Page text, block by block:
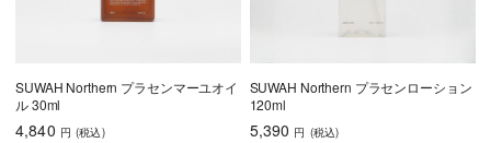
SUWAH Northern プラセンマーユオイ
ル 30ml
4,840 円 (税込)
SUWAH Northern プラセンローション
120ml
5,390 円 (税込)